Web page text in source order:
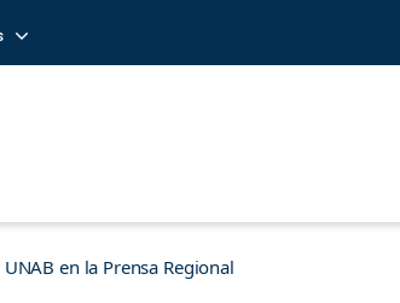
UNAB en la Prensa Regional